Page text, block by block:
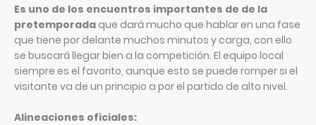
Es uno de los encuentros importantes de de la
pretemporada que dará mucho que hablar en una fase
que tiene por delante muchos minutos y carga, con ello
se buscará llegar bien a la competición. El equipo local
siempre es el favorito, aunque esto se puede romper si el
visitante va de un principio a por el partido de alto nivel.
Alineaciones oficiales: